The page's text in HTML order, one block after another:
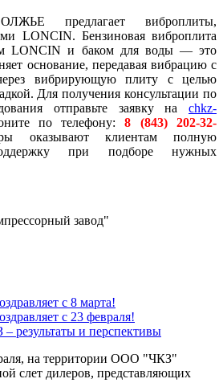
предлагает виброплиты,
LONCIN. Бензиновая виброплита
LONCIN и баком для воды — это
основание, передавая вибрацию с
вибрирующую плиту с целью
Для получения консультации по
отправьте заявку на chkz-
по телефону:8 (843) 202-32-
оказывают клиентам полную
при подборе нужных
завод"
с 8 марта!
с 23 февраля!
результаты и перспективы
на территории ООО "ЧКЗ"
слет дилеров, представляющих